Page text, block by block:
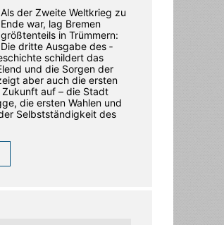
Als der Zweite Weltkrieg zu
Ende war, lag Bremen
größtenteils in Trümmern:
Die dritte Ausgabe des ­
schildert das
und die Sorgen der
aber auch die ersten
auf – die Stadt
die ersten Wahlen und
Selbstständigkeit des